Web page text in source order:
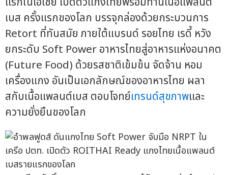
เบส ครั้งแรกของโลก บรรจุกล่องด้วยกระบวนการ
Retort ที่ทันสมัย ภายใต้แบรนด์ รอยไทย เรดี้ หวัง
ยกระดับ Soft Power อาหารไทยสู่อาหารแห่งอนาคต
(Future Food) ด้วยรสชาติเข้มข้น จัดจ้าน หอม
เครื่องแกง อันเป็นเอกลักษณ์ของอาหารไทย ผลา
สกับเนื้อแพลนต์เบส ตอบโจทย์เทรนด์สุขภาพและ
ความยั่งยืนของโลก